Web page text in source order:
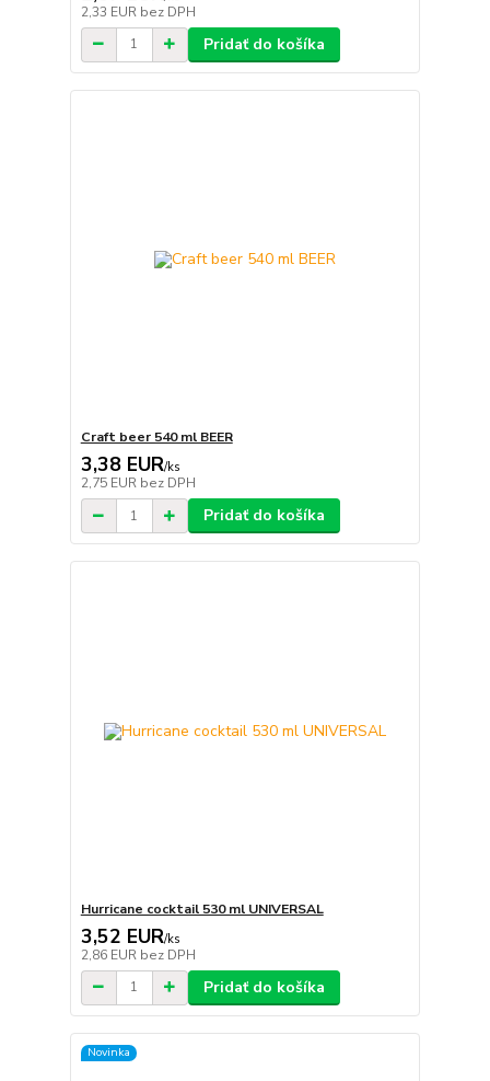
2,33 EUR bez DPH
Pridať do košíka
Craft beer 540 ml BEER
3,38 EUR/ks
2,75 EUR bez DPH
Pridať do košíka
Hurricane cocktail 530 ml UNIVERSAL
3,52 EUR/ks
2,86 EUR bez DPH
Pridať do košíka
Novinka